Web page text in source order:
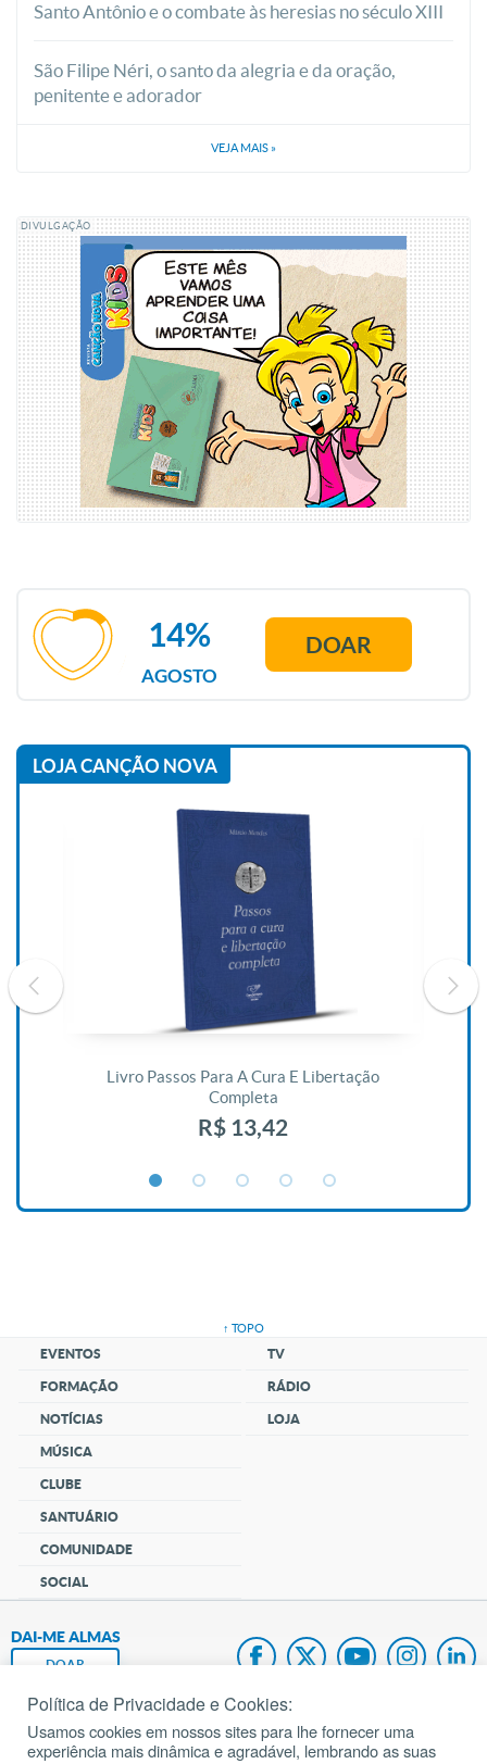
Santo Antônio e o combate às heresias no século XIII
São Filipe Néri, o santo da alegria e da oração,
penitente e adorador
VEJA MAIS »
DIVULGAÇÃO
AGOSTO
14% DOAR
LOJA CANÇÃO NOVA
Livro Passos Para A Cura E Libertação
Completa
R$ 13,42
↑ TOPO
EVENTOS
FORMAÇÃO
NOTÍCIAS
MÚSICA
CLUBE
SANTUÁRIO
COMUNIDADE
SOCIAL
TV
RÁDIO
LOJA
DAI-ME ALMAS
DOAR
Fundação João Paulo II
Pedido de Oração
Política de Privacidade e Cookies:
Usamos cookies em nossos sites para lhe fornecer uma
experiência mais dinâmica e agradável, lembrando as suas